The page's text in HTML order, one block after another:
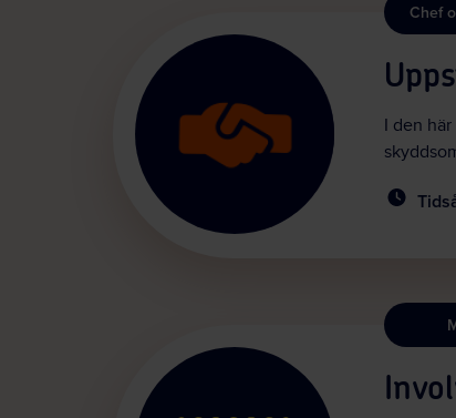
Chef
I den